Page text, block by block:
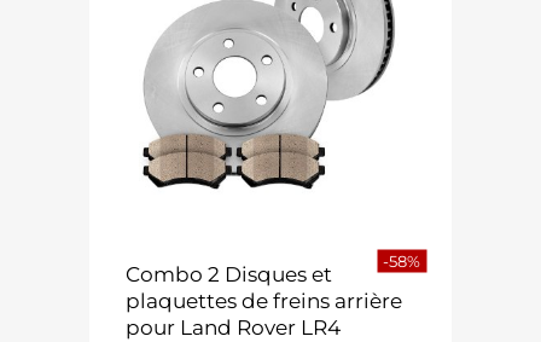
Combo 2 Disques et
plaquettes de freins arrière
pour Land Rover LR4
-58%